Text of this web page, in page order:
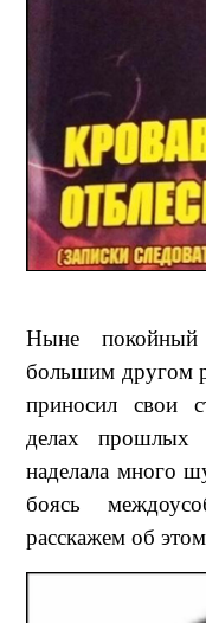
Ныне
большим другом
приносил свои
делах прошлых
наделала много
боясь
расскажем об